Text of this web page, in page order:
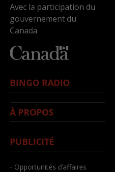
Avec la participation du
gouvernement du
Canada
BINGO RADIO
À PROPOS
PUBLICITÉ
- Opportunités d’affaires